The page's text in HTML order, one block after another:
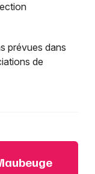
prévues dans
de